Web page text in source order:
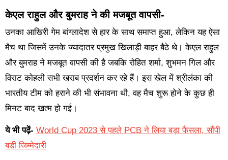
केएल राहुल और बुमराह ने की मजबूत वापसी-
उनका आखिरी गेम बांग्लादेश से हार के साथ समाप्त हुआ, लेकिन यह ऐसा
मैच था जिसमें उनके ज्यादातर प्रमुख खिलाड़ी बाहर बैठे थे। केएल राहुल
और बुमराह ने मजबूत वापसी की है जबकि रोहित शर्मा, शुभमन गिल और
विराट कोहली सभी खराब प्रदर्शन कर रहे हैं। इस खेल में श्रीलंका की
भारतीय टीम को हराने की भी संभावना थी, वह मैच शुरू होने के कुछ ही
मिनट बाद खत्म हो गई।
ये भी पढ़ें- World Cup 2023 से पहले PCB ने लिया बड़ा फैसला, सौंपी
बड़ी जिम्मेदारी